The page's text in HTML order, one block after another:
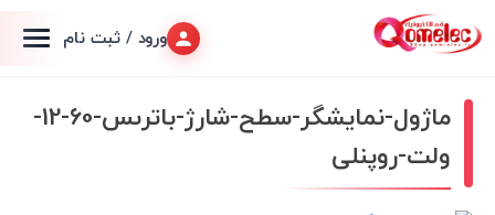
ورود / ثبت نام
ماژول-نمایشگر-سطح-شارژ-باترىس-60-12-
ولت-روپنلی